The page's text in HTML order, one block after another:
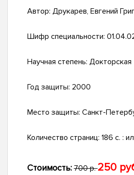
Автор: Друкарев, Евгений
Шифр специальности:
Научная степень: Докторская
Год защиты: 2000
Место защиты: Санкт-
Количество страниц: 186 с. :
Стоимость: 700 р.250